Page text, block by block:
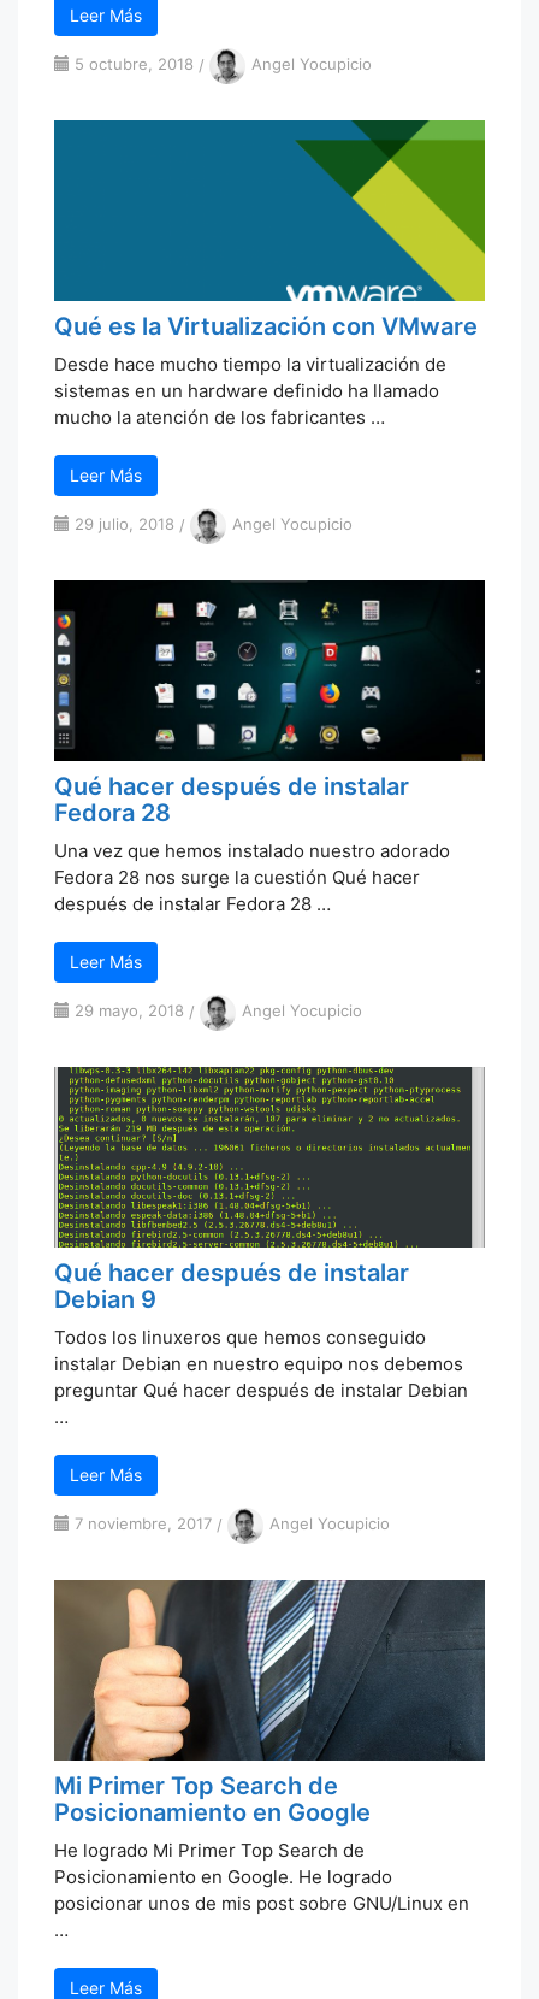
Leer Más
5 octubre, 2018 / Angel Yocupicio
Qué es la Virtualización con VMware
Desde hace mucho tiempo la virtualización de
sistemas en un hardware definido ha llamado
mucho la atención de los fabricantes …
Leer Más
29 julio, 2018 / Angel Yocupicio
Qué hacer después de instalar
Fedora 28
Una vez que hemos instalado nuestro adorado
Fedora 28 nos surge la cuestión Qué hacer
después de instalar Fedora 28 …
Leer Más
29 mayo, 2018 / Angel Yocupicio
Qué hacer después de instalar
Debian 9
Todos los linuxeros que hemos conseguido
instalar Debian en nuestro equipo nos debemos
preguntar Qué hacer después de instalar Debian
…
Leer Más
7 noviembre, 2017 / Angel Yocupicio
Mi Primer Top Search de
Posicionamiento en Google
He logrado Mi Primer Top Search de
Posicionamiento en Google. He logrado
posicionar unos de mis post sobre GNU/Linux en
…
Leer Más